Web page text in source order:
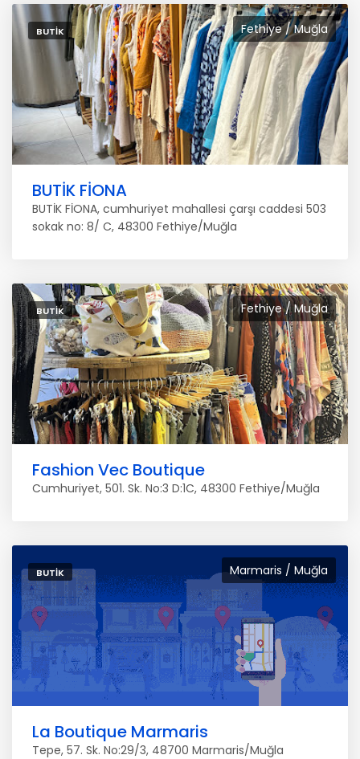
Fethiye / Muğla
BUTIK
BUTİK FİONA
BUTİK FİONA, cumhuriyet mahallesi çarşı caddesi 503
sokak no: 8/ C, 48300 Fethiye/Muğla
Fethiye / Muğla
BUTIK
Fashion Vec Boutique
Cumhuriyet, 501. Sk. No:3 D:1C, 48300 Fethiye/Muğla
Marmaris / Muğla
BUTIK
La Boutique Marmaris
Tepe, 57. Sk. No:29/3, 48700 Marmaris/Muğla